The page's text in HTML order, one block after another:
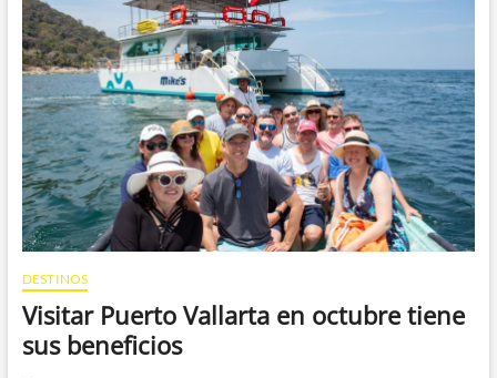
más
impresionantes
en
Puerto
Vallarta
DESTINOS
Visitar Puerto Vallarta en octubre tiene
sus beneficios